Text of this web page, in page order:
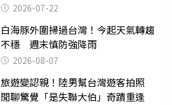
2026-07-22
白海豚外圍掃過台灣！今起天氣轉趨
不穩 週末慎防強降雨
2026-08-07
旅遊變認親！陸男幫台灣遊客拍照
閒聊驚覺「是失聯大伯」奇蹟重逢